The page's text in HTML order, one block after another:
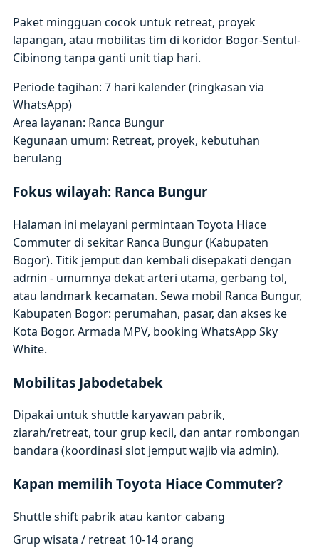
Paket mingguan cocok untuk retreat, proyek
lapangan, atau mobilitas tim di koridor Bogor-Sentul-
Cibinong tanpa ganti unit tiap hari.
Periode tagihan: 7 hari kalender (ringkasan via
WhatsApp)
Area layanan: Ranca Bungur
Kegunaan umum: Retreat, proyek, kebutuhan
berulang
Fokus wilayah: Ranca Bungur
Halaman ini melayani permintaan Toyota Hiace
Commuter di sekitar Ranca Bungur (Kabupaten
Bogor). Titik jemput dan kembali disepakati dengan
admin - umumnya dekat arteri utama, gerbang tol,
atau landmark kecamatan. Sewa mobil Ranca Bungur,
Kabupaten Bogor: perumahan, pasar, dan akses ke
Kota Bogor. Armada MPV, booking WhatsApp Sky
White.
Mobilitas Jabodetabek
Dipakai untuk shuttle karyawan pabrik,
ziarah/retreat, tour grup kecil, dan antar rombongan
bandara (koordinasi slot jemput wajib via admin).
Kapan memilih Toyota Hiace Commuter?
Shuttle shift pabrik atau kantor cabang
Grup wisata / retreat 10-14 orang